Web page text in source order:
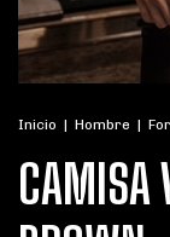
Inicio | Hombre |
CAMISA